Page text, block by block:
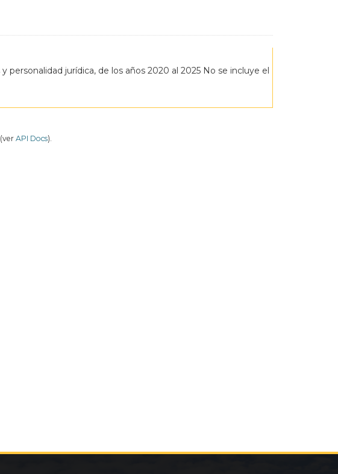
jurídica, de los años 2020 al 2025 No se incluye el
(ver API Docs).